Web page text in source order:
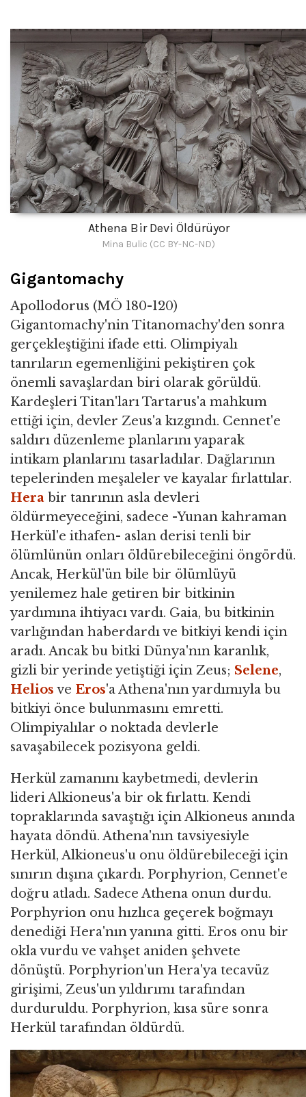
Athena Bir Devi Öldürüyor
Mina Bulic (CC BY-NC-ND)
Gigantomachy
Apollodorus (MÖ 180-120)
Gigantomachy'nin Titanomachy'den sonra
gerçekleştiğini ifade etti. Olimpiyalı
tanrıların egemenliğini pekiştiren çok
önemli savaşlardan biri olarak görüldü.
Kardeşleri Titan'ları Tartarus'a mahkum
ettiği için, devler Zeus'a kızgındı. Cennet'e
saldırı düzenleme planlarını yaparak
intikam planlarını tasarladılar. Dağlarının
tepelerinden meşaleler ve kayalar fırlattılar.
Hera bir tanrının asla devleri
öldürmeyeceğini, sadece -Yunan kahraman
Herkül'e ithafen- aslan derisi tenli bir
ölümlünün onları öldürebileceğini öngördü.
Ancak, Herkül'ün bile bir ölümlüyü
yenilemez hale getiren bir bitkinin
yardımına ihtiyacı vardı. Gaia, bu bitkinin
varlığından haberdardı ve bitkiyi kendi için
aradı. Ancak bu bitki Dünya'nın karanlık,
gizli bir yerinde yetiştiği için Zeus; Selene,
Helios ve Eros'a Athena'nın yardımıyla bu
bitkiyi önce bulunmasını emretti.
Olimpiyalılar o noktada devlerle
savaşabilecek pozisyona geldi.
Herkül zamanını kaybetmedi, devlerin
lideri Alkioneus'a bir ok fırlattı. Kendi
topraklarında savaştığı için Alkioneus anında
hayata döndü. Athena'nın tavsiyesiyle
Herkül, Alkioneus'u onu öldürebileceği için
sınırın dışına çıkardı. Porphyrion, Cennet'e
doğru atladı. Sadece Athena onun durdu.
Porphyrion onu hızlıca geçerek boğmayı
denediği Hera'nın yanına gitti. Eros onu bir
okla vurdu ve vahşet aniden şehvete
dönüştü. Porphyrion'un Hera'ya tecavüz
girişimi, Zeus'un yıldırımı tarafından
durduruldu. Porphyrion, kısa süre sonra
Herkül tarafından öldürdü.